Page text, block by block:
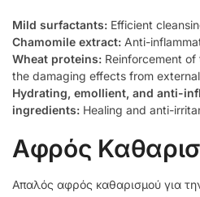
Mild surfactants: Efficient
Chamomile extract: Anti-
Wheat proteins: Reinforcement
the damaging effects from
Hydrating, emollient, and anti-
ingredients: Healing and anti-
Αφρός
Απαλός αφρός καθαρισμού για